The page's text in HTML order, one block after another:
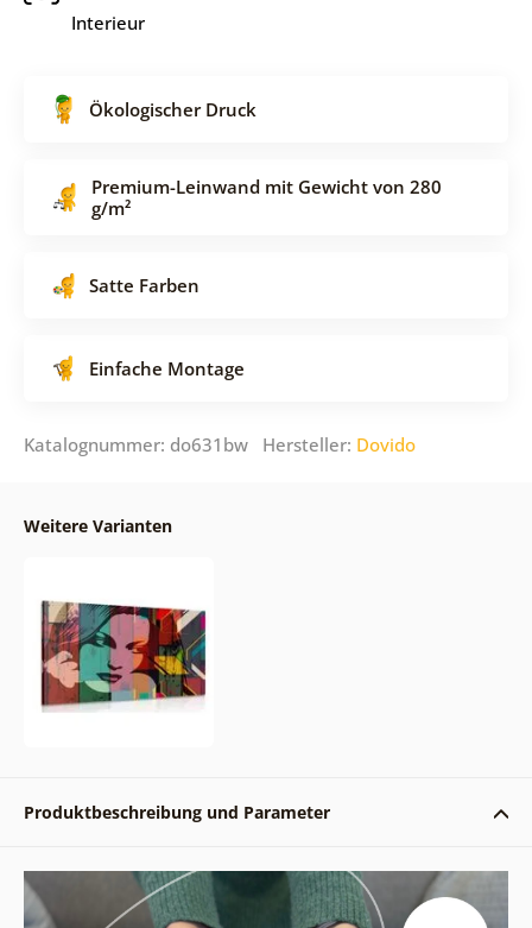
Interieur
Ökologischer Druck
Premium-Leinwand mit Gewicht von 280
g/m²
Satte Farben
Einfache Montage
Katalognummer: do631bw Hersteller: Dovido
Weitere Varianten
Produktbeschreibung und Parameter